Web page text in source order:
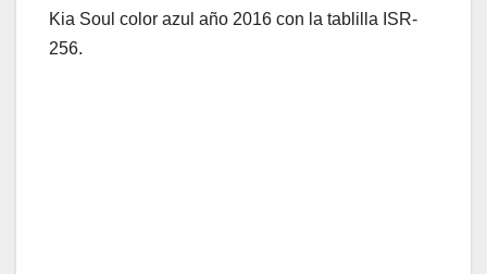
Kia Soul color azul año 2016 con la tablilla ISR-
256.